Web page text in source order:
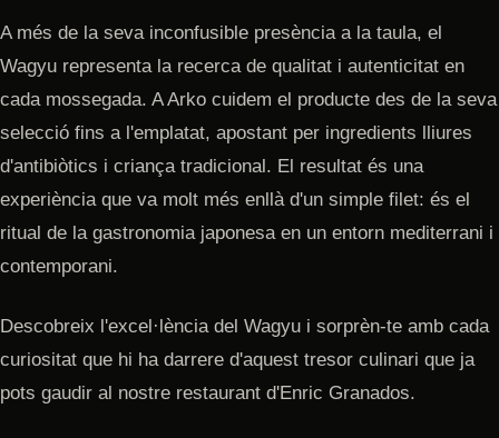
A més de la seva inconfusible presència a la taula, el
Wagyu representa la recerca de qualitat i autenticitat en
cada mossegada. A Arko cuidem el producte des de la seva
selecció fins a l'emplatat, apostant per ingredients lliures
d'antibiòtics i criança tradicional. El resultat és una
experiència que va molt més enllà d'un simple filet: és el
ritual de la gastronomia japonesa en un entorn mediterrani i
contemporani.
Descobreix l'excel·lència del Wagyu i sorprèn-te amb cada
curiositat que hi ha darrere d'aquest tresor culinari que ja
pots gaudir al nostre restaurant d'Enric Granados.